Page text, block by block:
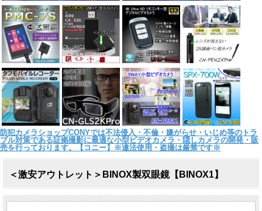
防犯カメラショップCONYでは不法侵入・不倫・嫌がらせ・いじめ等のトラ
ブル対策である証拠撮影に最適な小型ビデオカメラ・隠しカメラの開発・販
売を行っております。【コニー】※違法使用・盗撮は厳禁です※
＜激安アウトレット＞BINOX製双眼鏡【BINOX1】